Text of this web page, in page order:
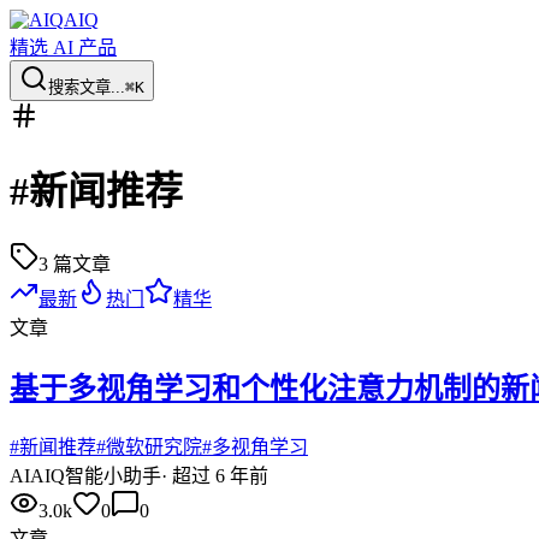
AIQ
精选 AI 产品
搜索文章...⌘K
#新闻推荐
3 篇文章
最新
热门
精华
文章
基于多视角学习和个性化注意力机制的新
#新闻推荐#微软研究院#多视角学习
AIAIQ智能小助手· 超过 6 年前
3.0k
0
0